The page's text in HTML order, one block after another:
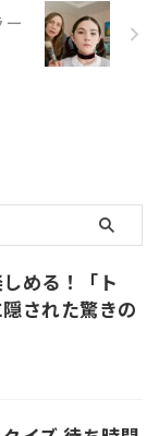
める！「ト
された驚きの